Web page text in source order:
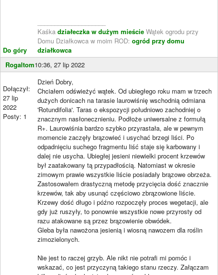
Do góry
Kaśka działeczka w dużym mieście Wątek ogrodu przy
Domu Działkowca w moim ROD: ogród przy domu
działkowca
Rogaltom10:36, 27 lip 2022
Dołączył:
27 lip
2022
Posty: 1
Dzień Dobry,
Chciałem odświeżyć wątek. Od ubiegłego roku mam w trzech
dużych donicach na tarasie laurowiśnię wschodnią odmiana
'Rotundifolia'. Taras o ekspozycji południowo zachodniej o
znacznym nasłonecznieniu. Podłoże uniwersalne z formułą
R+. Laurowiśnia bardzo szybko przyrastała, ale w pewnym
momencie zaczęły brązowieć i usychać brzegi liści. Po
odpadnięciu suchego fragmentu liść staje się karbowany i
dalej nie usycha. Ubiegłej jesieni niewielki procent krzewów
był zaatakowany tą przypadłością. Natomiast w okresie
zimowym prawie wszystkie liście posiadały brązowe obrzeża.
Zastosowałem drastyczną metodę przycięcia dość znacznie
krzewów, tak aby usunąć częściowo zbrązowione liście.
Krzewy dość długo i późno rozpoczęły proces wegetacji, ale
gdy już ruszyły, to ponownie wszystkie nowe przyrosty od
razu atakowane są przez brązowienie obwódek.
Gleba była nawożona jesienią i wiosną nawozem dla roślin
zimozielonych.
Nie jest to raczej grzyb. Ale nikt nie potrafi mi pomóc i
wskazać, co jest przyczyną takiego stanu rzeczy. Załączam